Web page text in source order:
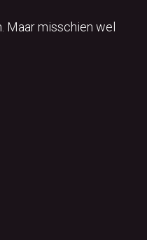
Maar misschien wel